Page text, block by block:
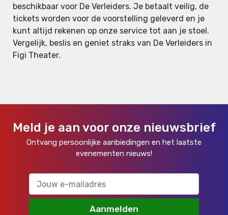
beschikbaar voor De Verleiders. Je betaalt veilig, de
tickets worden voor de voorstelling geleverd en je
kunt altijd rekenen op onze service tot aan je stoel.
Vergelijk, beslis en geniet straks van De Verleiders in
Figi Theater.
Meld je aan voor onze nieuwsbrief
Ontvang persoonlijke aanbiedingen en het laatste
evenementen nieuws!
Aanmelden